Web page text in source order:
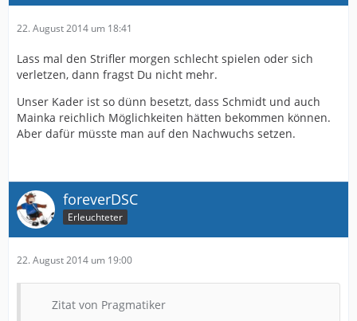
22. August 2014 um 18:41
Lass mal den Strifler morgen schlecht spielen oder sich
verletzen, dann fragst Du nicht mehr.
Unser Kader ist so dünn besetzt, dass Schmidt und auch
Mainka reichlich Möglichkeiten hätten bekommen können.
Aber dafür müsste man auf den Nachwuchs setzen.
foreverDSC
Erleuchteter
22. August 2014 um 19:00
Zitat von Pragmatiker